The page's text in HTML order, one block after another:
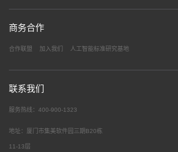
商务合作
合作联盟 加入我们 人工智能标准研究基地
联系我们
服务热线：400-900-1323
地址：厦门市集美软件园三期B20栋
11-13层